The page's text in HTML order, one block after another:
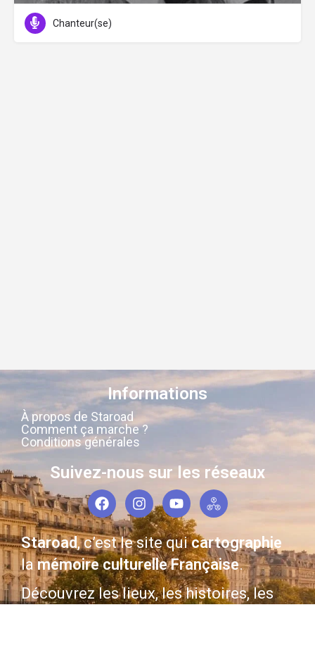
Chanteur(se)
Informations
À propos de Staroad
Comment ça marche ?
Conditions générales
Suivez-nous sur les réseaux
Staroad, c’est le site quicartographie
lamémoire culturelle Française.
Découvrez les lieux, les histoires, les